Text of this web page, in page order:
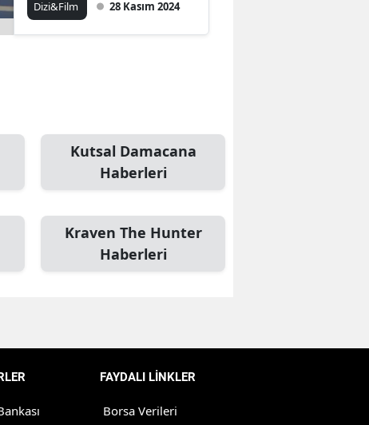
Samsun
Tekirdağ
Tokat
Tunceli
Şanlıurfa
Yozgat
Dizi&Film 28 Kasım 2024
Kutsal Damacana
Haberleri
Kraven The Hunter
Haberleri
FAYDALI LİNKLER
Borsa Verileri